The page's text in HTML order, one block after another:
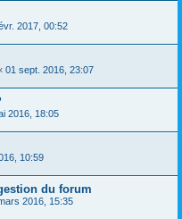
2017, 00:52
01 sept. 2016, 23:07
2016, 18:05
10:59
du forum
2016, 15:35